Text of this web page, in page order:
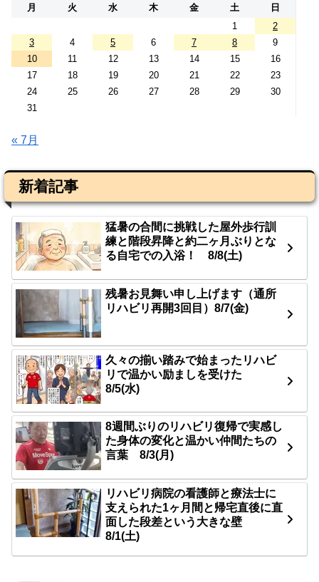
月 火 水 木 金 土
日
1
2
3
4 5 6 7 8
9
10
11 12 13 14 15
16
17
18 19 20 21 22
23
24
25 26 27 28 29
30
31
« 7月
新着記事
猛暑の合間に挑戦した屋外歩行訓
練と階段昇降と約二ヶ月ぶりとな
る自宅での入浴！ 8/8(土)
残暑お見舞い申し上げます（通所
リハビリ再開3回目）8/7(金)
久々の揃い踏みで始まったリハビ
リで温かい励ましを受けた
8/5(水)
8週間ぶりのリハビリ復帰で実感し
た身体の変化と温かい仲間たちの
言葉 8/3(月)
リハビリ病院の看護師と療法士に
支えられた1ヶ月間と帰宅直後に直
面した段差という大きな壁
8/1(土)